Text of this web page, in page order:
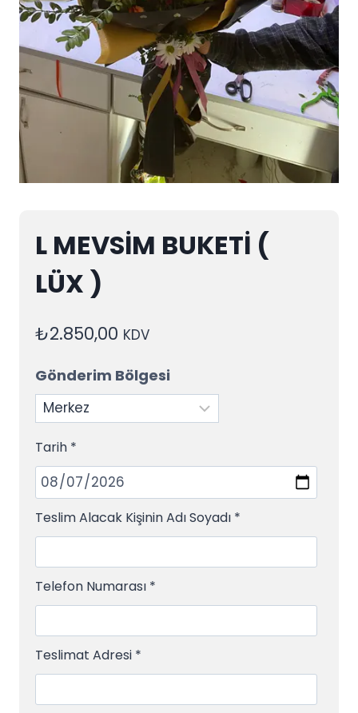
L MEVSİM BUKETİ (
LÜX )
₺2.850,00 KDV
Gönderim Bölgesi
Tarih *
Teslim Alacak Kişinin Adı Soyadı *
Telefon Numarası *
Teslimat Adresi *